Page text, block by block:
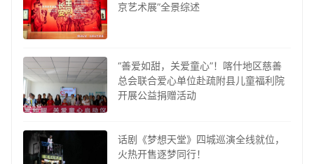
京艺术展”全景综述
“善爱如甜，关爱童心”！喀什地区慈善
总会联合爱心单位赴疏附县儿童福利院
开展公益捐赠活动
话剧《梦想天堂》四城巡演全线就位，
火热开售逐梦同行！